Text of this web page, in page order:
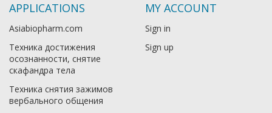
APPLICATIONS
Asiabiopharm.com
Техника достижения
осознанности, снятие
скафандра тела
Техника снятия зажимов
вербального общения
MY ACCOUNT
Sign in
Sign up